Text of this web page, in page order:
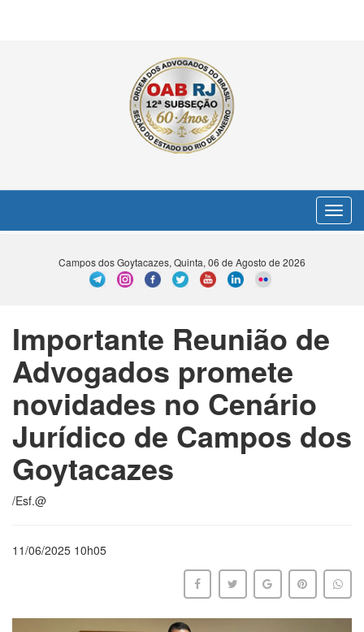
Toggle
Campos dos Goytacazes, Quinta, 06 de Agosto de 2026
Importante Reunião de
Advogados promete
novidades no Cenário
Jurídico de Campos dos
Goytacazes
/Esf.@
11/06/2025 10h05